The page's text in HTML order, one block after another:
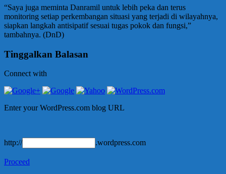
“Saya juga meminta Danramil untuk lebih peka dan terus
monitoring setiap perkembangan situasi yang terjadi di wilayahnya,
siapkan langkah antisipatif sesuai tugas pokok dan fungsi,”
tambahnya. (DnD)
Tinggalkan Balasan
Connect with
Enter your WordPress.com blog URL
http:// .wordpress.com
Proceed